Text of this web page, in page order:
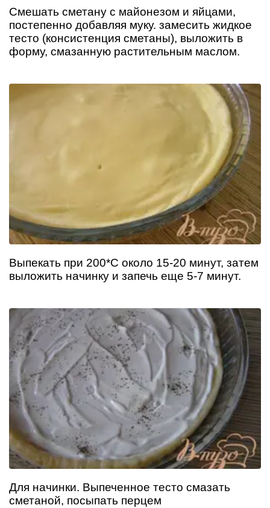
Смешать сметану с майонезом и яйцами,
постепенно добавляя муку. замесить жидкое
тесто (консистенция сметаны), выложить в
форму, смазанную растительным маслом.
Выпекать при 200*С около 15-20 минут, затем
выложить начинку и запечь еще 5-7 минут.
Для начинки. Выпеченное тесто смазать
сметаной, посыпать перцем